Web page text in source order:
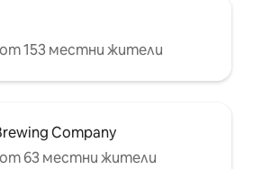
153 местни жители
Company
63 местни жители